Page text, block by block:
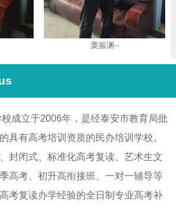
栗振渊--
成立于2006年，是经泰安市教育局批
具有高考培训资质的民办培训学校。
封闭式、标准化高考复读、艺术生文
高考、初升高衔接班、一对一辅导等
考复读办学经验的全日制专业高考补